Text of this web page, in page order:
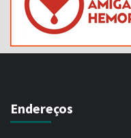
Endereços